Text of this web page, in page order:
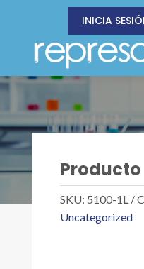
INICIA
Producto
SKU: 5100-1L
Uncategorized